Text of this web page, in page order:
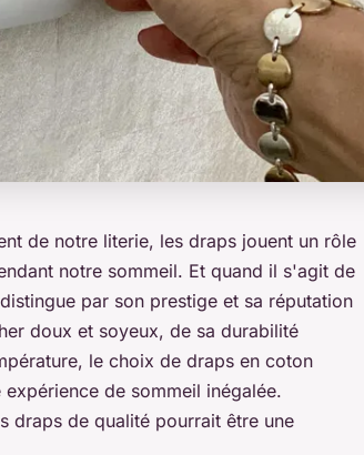
de notre literie, les draps jouent un rôle
notre sommeil. Et quand il s'agit de
par son prestige et sa réputation
doux et soyeux, de sa durabilité
le choix de draps en coton
de sommeil inégalée.
draps de qualité pourrait être une